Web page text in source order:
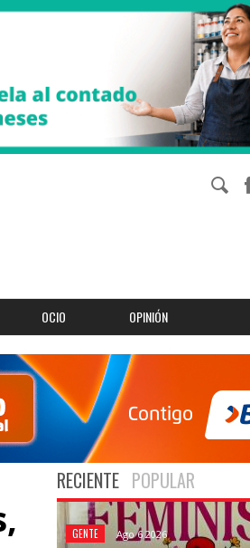
OCIO OPINIÓN
RECIENTE POPULAR
GENTE Ago 6 2026